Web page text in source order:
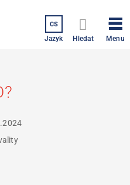
CS
Jazyk Hledat Menu